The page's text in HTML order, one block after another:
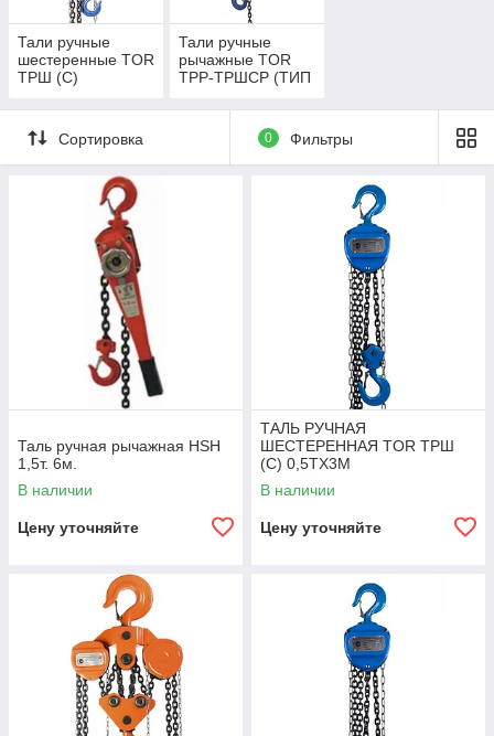
Тали ручные
шестеренные TOR
ТРШ (C)
Тали ручные
рычажные TOR
ТРР-ТРШСР (ТИП
Сортировка 0 Фильтры
Таль ручная рычажная HSH
1,5т. 6м.
В наличии
Цену уточняйте
ТАЛЬ РУЧНАЯ
ШЕСТЕРЕННАЯ TOR ТРШ
(C) 0,5ТХ3М
В наличии
Цену уточняйте